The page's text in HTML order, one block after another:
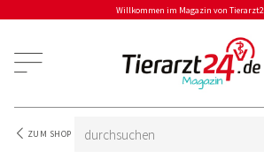
Willkommen im Magazin von
ZUM SHOP